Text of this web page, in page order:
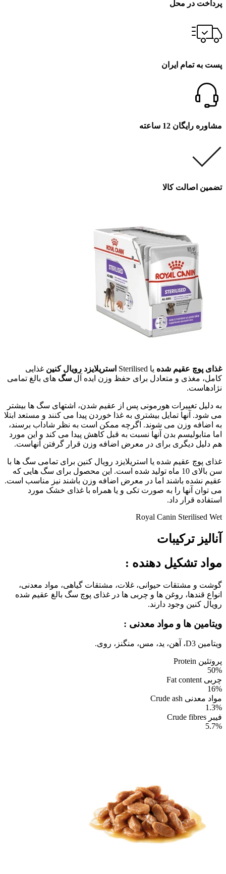
پرداخت در محل
پست به تمام ایران
مشاوره رایگان 12 ساعته
تضمین اصالت کالا
غذای پوچ عقیم شده یا Sterilised استریلایزد رویال کنین غذایی
کامل، مغذی و متعادل برای حفظ وزن ایده آل سگ های بالغ تمامی
نژادهاست.
به دلیل تغییرات هورمونی پس از عقیم شدن، اشتهای سگ ها بیشتر
می شود. آنها تمایل بیشتری به غذا خوردن پیدا می کنند و مستعد ابتلا
به اضافه وزن می شوند. اگرچه ممکن است به نظر شاداب برسند،
اما متابولیسم بدن آنها نسبت به قبل کاهش پیدا می کند و این مورد
هم دلیل دیگری برای در معرض اضافه وزن قرار گرفتن آنهاست.
غذای پوچ عقیم شده یا استریلایزد رویال کنین برای تمامی سگ ها با
سن بالای 10 ماه تولید شده است. این محصول برای سگ هایی که
عقیم نشده باشند اما در معرض اضافه وزن باشند نیز مناسب است.
می توان آنها را به صورت تکی و یا همراه با غذای خشک مورد
استفاده قرار داد.
Royal Canin Sterilised Wet
آنالیز ترکیبات
مواد تشکیل دهنده :
گوشت و مشتقات حیوانی، غلات، مشتقات گیاهی، مواد معدنی،
انواع قندها، روغن ها و چربی ها در غذای پوچ سگ بالغ عقیم شده
رویال کنین وجود دارند.
ویتامین ها و مواد معدنی :
ویتامین D3، آهن، ید، مس، منگنز، روی.
پروتئین Protein
50%
چربی Fat content
16%
مواد معدنی Crude ash
1.3%
فیبر Crude fibres
5.7%